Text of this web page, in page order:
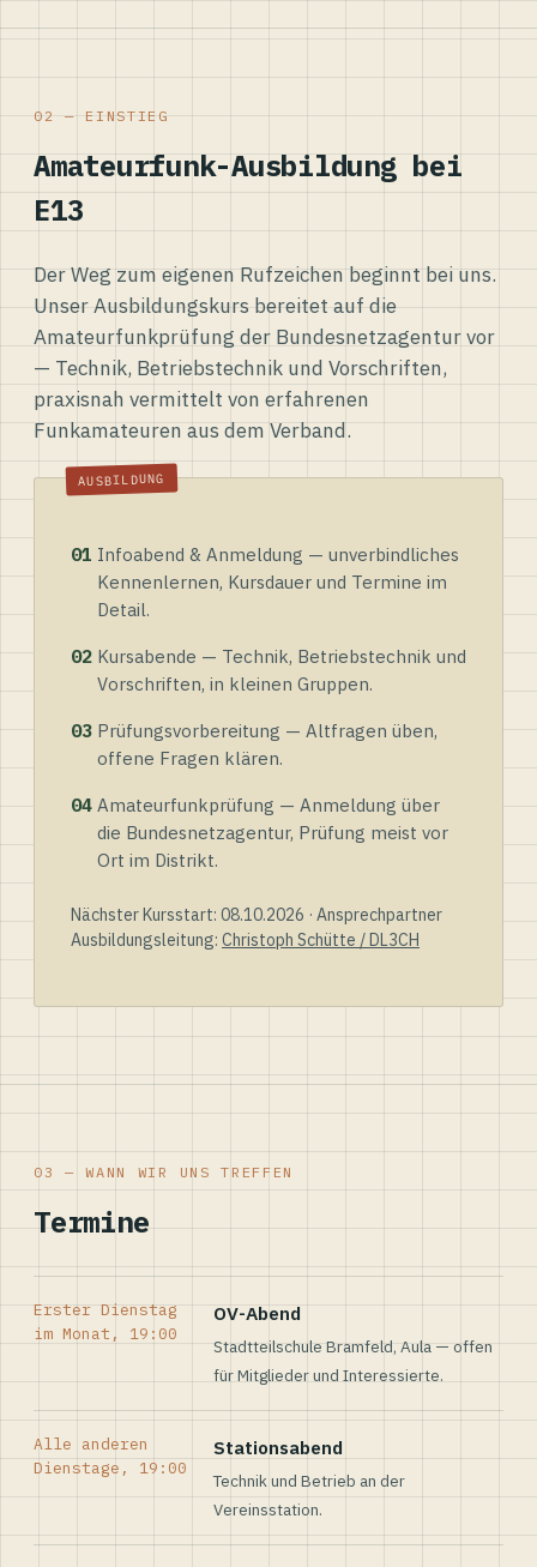
02 — EINSTIEG
Amateurfunk-Ausbildung bei
E13
Der Weg zum eigenen Rufzeichen beginnt bei uns.
Unser Ausbildungskurs bereitet auf die
Amateurfunkprüfung der Bundesnetzagentur vor
— Technik, Betriebstechnik und Vorschriften,
praxisnah vermittelt von erfahrenen
Funkamateuren aus dem Verband.
01 Infoabend & Anmeldung — unverbindliches
Kennenlernen, Kursdauer und Termine im
Detail.
02 Kursabende — Technik, Betriebstechnik und
Vorschriften, in kleinen Gruppen.
03 Prüfungsvorbereitung — Altfragen üben,
offene Fragen klären.
04 Amateurfunkprüfung — Anmeldung über
die Bundesnetzagentur, Prüfung meist vor
Ort im Distrikt.
Nächster Kursstart: 08.10.2026 · Ansprechpartner
Ausbildungsleitung: Christoph Schütte / DL3CH
03 — WANN WIR UNS TREFFEN
Termine
Erster Dienstag
im Monat, 19:00
OV-Abend
Stadtteilschule Bramfeld, Aula — offen
für Mitglieder und Interessierte.
Alle anderen
Dienstage, 19:00
Stationsabend
Technik und Betrieb an der
Vereinsstation.